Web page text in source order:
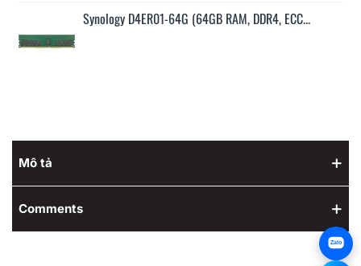
Synology D4ER01-64G (64GB RAM, DDR4, ECC...
Mô tả
Comments
Zalo